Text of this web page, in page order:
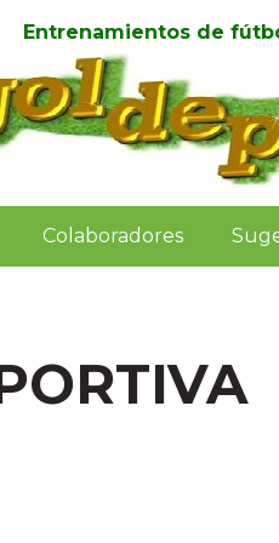
Entrenamientos de
Colaboradores